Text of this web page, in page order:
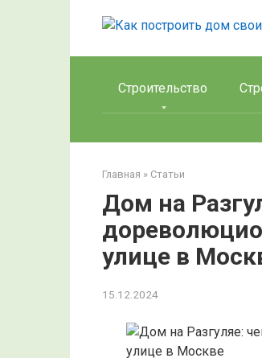
Строительство
Главная » Статьи
Дом на
улице в
15.12.2024